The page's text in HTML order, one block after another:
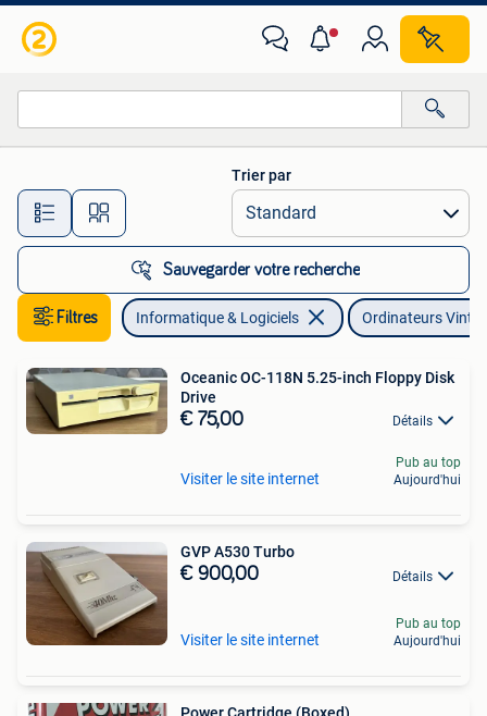
Toutes les distances…
Trier par
Sauvegarder votre recherche
Filtres Informatique & Logiciels Ordinateurs
Oceanic OC-118N 5.25-inch Floppy Disk
Drive
€ 75,00 Détails
Visiter le site internet
Pub au top
Aujourd'hui
GVP A530 Turbo
€ 900,00 Détails
Visiter le site internet
Pub au top
Aujourd'hui
Power Cartridge (Boxed)